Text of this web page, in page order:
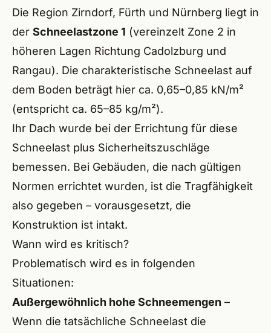
Die Region Zirndorf, Fürth und Nürnberg liegt in
der Schneelastzone 1 (vereinzelt Zone 2 in
höheren Lagen Richtung Cadolzburg und
Rangau). Die charakteristische Schneelast auf
dem Boden beträgt hier ca. 0,65–0,85 kN/m²
(entspricht ca. 65–85 kg/m²).
Ihr Dach wurde bei der Errichtung für diese
Schneelast plus Sicherheitszuschläge
bemessen. Bei Gebäuden, die nach gültigen
Normen errichtet wurden, ist die Tragfähigkeit
also gegeben – vorausgesetzt, die
Konstruktion ist intakt.
Wann wird es kritisch?
Problematisch wird es in folgenden
Situationen:
Außergewöhnlich hohe Schneemengen –
Wenn die tatsächliche Schneelast die